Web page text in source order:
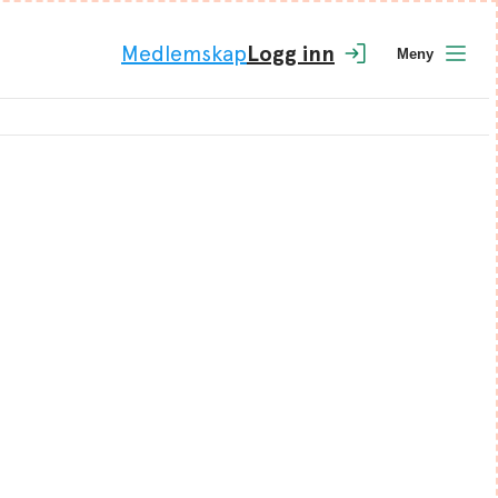
MedlemskapLogg inn Meny